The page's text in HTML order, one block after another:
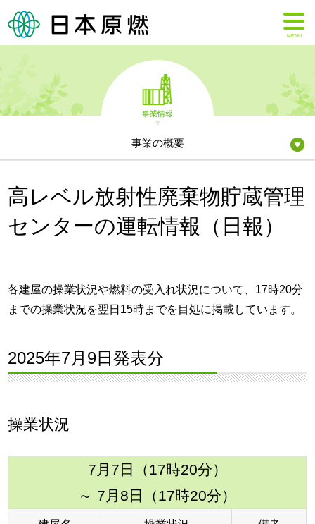
MENU
事業情報
事業の概要
高レベル放射性廃棄物貯蔵管理
センターの運転情報（日報）
各建屋の操業状況や燃料の受入れ状況について、17時20分
までの操業状況を翌日15時までを目処に掲載しています。
2025年7月9日発表分
操業状況
7月7日（17時20分）
～ 7月8日（17時20分）